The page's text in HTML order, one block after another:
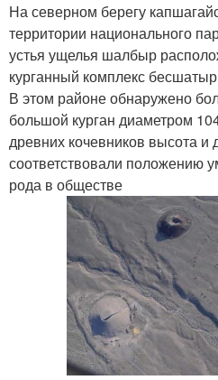
На северном берегу
территории национального
устья ущелья шалбыр
курганный комплекс
В этом районе обнаружено
большой курган диаметром
древних кочевников высота и
соответствовали положению
рода в обществе